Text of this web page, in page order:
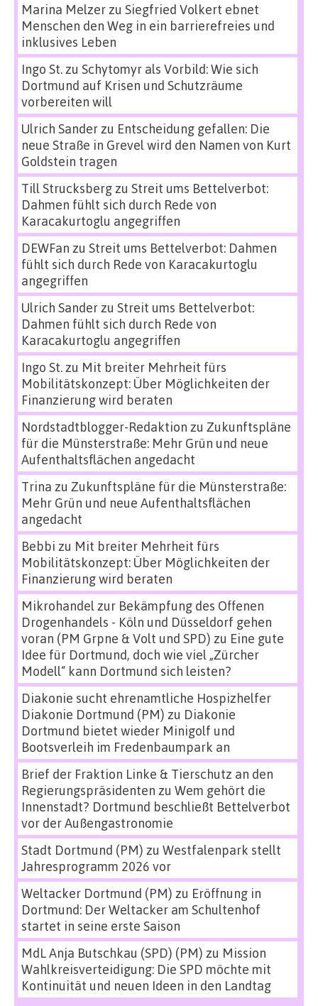
Marina Melzerzu Siegfried Volkert ebnet
Menschen den Weg in ein barrierefreies und
inklusives Leben
Ingo St.zu Schytomyr als Vorbild: Wie sich
Dortmund auf Krisen und Schutzräume
vorbereiten will
Ulrich Sanderzu Entscheidung gefallen: Die
neue Straße in Grevel wird den Namen von Kurt
Goldstein tragen
Till Strucksbergzu Streit ums Bettelverbot:
Dahmen fühlt sich durch Rede von
Karacakurtoglu angegriffen
DEWFan zu Streit ums Bettelverbot: Dahmen
fühlt sich durch Rede von Karacakurtoglu
angegriffen
Ulrich Sanderzu Streit ums Bettelverbot:
Dahmen fühlt sich durch Rede von
Karacakurtoglu angegriffen
Ingo St.zu Mit breiter Mehrheit fürs
Mobilitätskonzept: Über Möglichkeiten der
Finanzierung wird beraten
Nordstadtblogger-Redaktion zu Zukunftspläne
für die Münsterstraße: Mehr Grün und neue
Aufenthaltsflächen angedacht
Trina zu Zukunftspläne für die Münsterstraße:
Mehr Grün und neue Aufenthaltsflächen
angedacht
Bebbi zu Mit breiter Mehrheit fürs
Mobilitätskonzept: Über Möglichkeiten der
Finanzierung wird beraten
Mikrohandel zur Bekämpfung des Offenen
Drogenhandels - Köln und Düsseldorf gehen
voran (PM Grpne & Volt und SPD) zu Eine gute
Idee für Dortmund, doch wie viel „Zürcher
Modell“ kann Dortmund sich leisten?
Diakonie sucht ehrenamtliche Hospizhelfer
Diakonie Dortmund (PM) zu Diakonie
Dortmund bietet wieder Minigolf und
Bootsverleih im Fredenbaumpark an
Brief der Fraktion Linke & Tierschutz an den
Regierungspräsidenten zu Wem gehört die
Innenstadt? Dortmund beschließt Bettelverbot
vor der Außengastronomie
Stadt Dortmund (PM) zu Westfalenpark stellt
Jahresprogramm 2026 vor
Weltacker Dortmund (PM) zu Eröffnung in
Dortmund: Der Weltacker am Schultenhof
startet in seine erste Saison
MdL Anja Butschkau (SPD) (PM) zu Mission
Wahlkreisverteidigung: Die SPD möchte mit
Kontinuität und neuen Ideen in den Landtag